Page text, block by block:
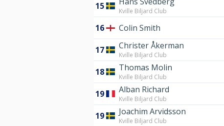
15 Kville Biljard Club
16 Colin Smith
17 Christer Åkerman
Kville Biljard Club
18 Thomas Molin
Kville Biljard Club
19 Alban Richard
Kville Biljard Club
19 Joachim Arvidsson
Kville Biljard Club